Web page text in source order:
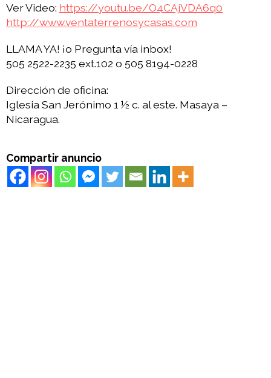
Ver Video: https://youtu.be/O4CAjVDA6q0
http://www.ventaterrenosycasas.com
LLAMA YA! ¡o Pregunta vía inbox!
505 2522-2235 ext.102 o 505 8194-0228
Dirección de oficina:
Iglesia San Jerónimo 1 ½ c. al este. Masaya –
Nicaragua.
Compartir anuncio